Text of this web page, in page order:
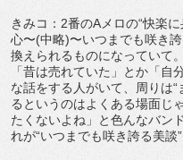
きみコ：2番のAメロの“快楽
心〜(中略)〜いつまでも咲き
換えられるものになっていて
「昔は売れていた」とか「
な話をする人がいて、周りは
るというのはよくある場面じ
たくないよね」と色んなバン
れが“いつまでも咲き誇る美談”